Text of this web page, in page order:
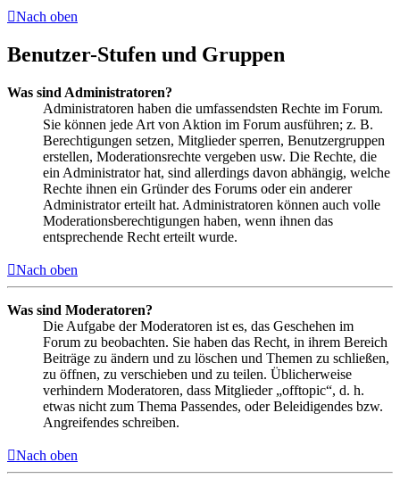
Nach oben
Benutzer-Stufen und Gruppen
Was sind Administratoren?
Administratoren haben die umfassendsten Rechte im Forum.
Sie können jede Art von Aktion im Forum ausführen; z. B.
Berechtigungen setzen, Mitglieder sperren, Benutzergruppen
erstellen, Moderationsrechte vergeben usw. Die Rechte, die
ein Administrator hat, sind allerdings davon abhängig, welche
Rechte ihnen ein Gründer des Forums oder ein anderer
Administrator erteilt hat. Administratoren können auch volle
Moderationsberechtigungen haben, wenn ihnen das
entsprechende Recht erteilt wurde.
Nach oben
Was sind Moderatoren?
Die Aufgabe der Moderatoren ist es, das Geschehen im
Forum zu beobachten. Sie haben das Recht, in ihrem Bereich
Beiträge zu ändern und zu löschen und Themen zu schließen,
zu öffnen, zu verschieben und zu teilen. Üblicherweise
verhindern Moderatoren, dass Mitglieder „offtopic“, d. h.
etwas nicht zum Thema Passendes, oder Beleidigendes bzw.
Angreifendes schreiben.
Nach oben